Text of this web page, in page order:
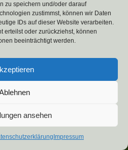
zu speichern und/oder darauf
zustimmst, können wir Daten
IDs auf dieser Website verarbeiten.
erteilst oder zurückziehst, können
beeinträchtigt werden.
ansehen
Impressum
von